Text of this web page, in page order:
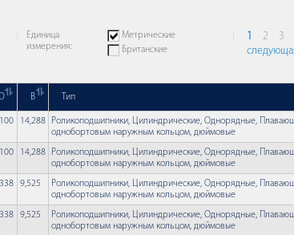
Единица
измерения:
Метрические
Британские
1 2 3
D B Тип
14,288
Роликоподшипники, Цилиндрические, Однорядные,
однобортовым наружным кольцом, дюймовые
14,288
Роликоподшипники, Цилиндрические, Однорядные,
однобортовым наружным кольцом, дюймовые
9,525
Роликоподшипники, Цилиндрические, Однорядные,
однобортовым наружным кольцом, дюймовые
9,525
Роликоподшипники, Цилиндрические, Однорядные,
однобортовым наружным кольцом, дюймовые